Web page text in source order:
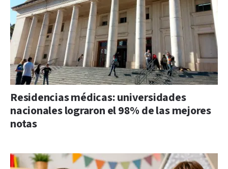
Residencias médicas: universidades
nacionales lograron el 98% de las mejores
notas